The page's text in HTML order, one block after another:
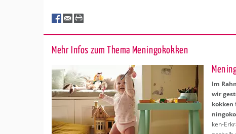
Mehr Infos zum Thema Me­nin­go­kok­ken
Im
wir
kok­ken
ken-